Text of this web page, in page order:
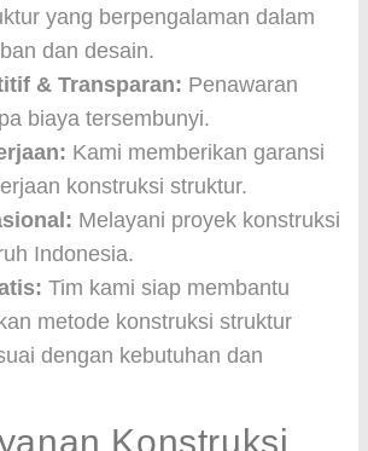
yang berpengalaman dalam
dan desain.
& Transparan: Penawaran
biaya tersembunyi.
Kami memberikan garansi
konstruksi struktur.
Melayani proyek konstruksi
Indonesia.
Tim kami siap membantu
metode konstruksi struktur
dengan kebutuhan dan
Konstruksi